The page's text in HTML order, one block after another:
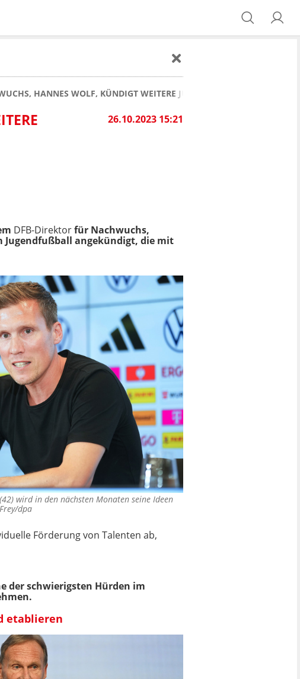
HANNES WOLF, KÜNDIGT WEITERE JUGENDFUSSBALL-
26.10.2023 15:21
DFB-Direktorfür Nachwuchs,
Jugendfußball angekündigt, die mit
wird in den nächsten Monaten seine Ideen
dpa
Förderung von Talenten ab,
der schwierigsten Hürden im
etablieren